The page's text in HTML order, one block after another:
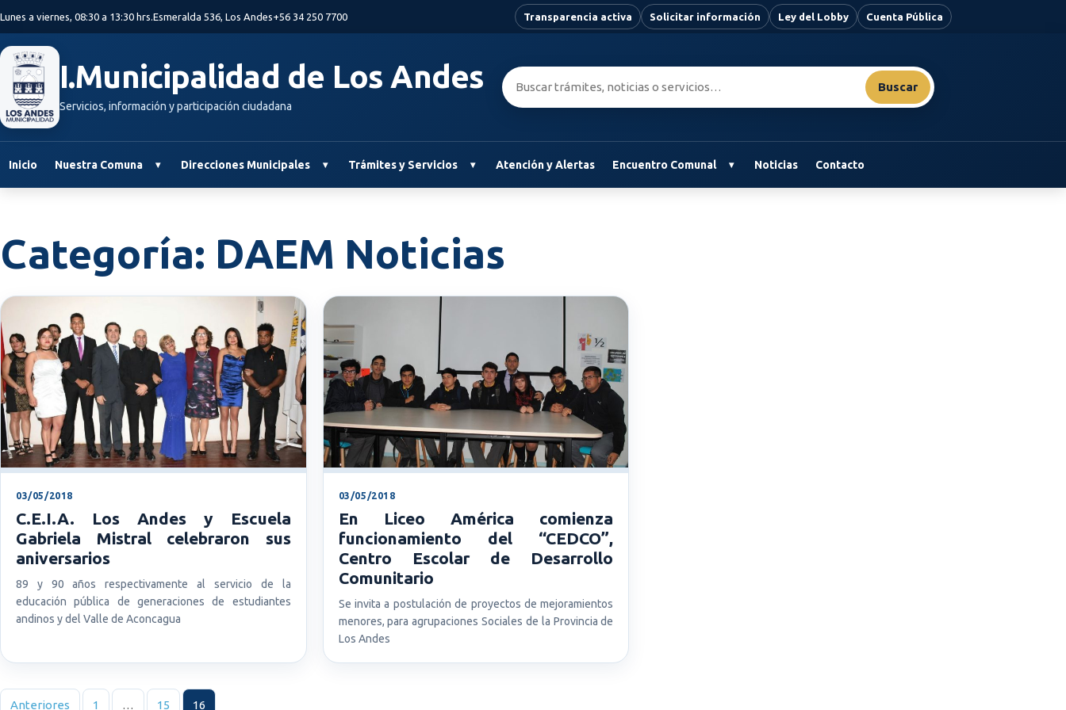
Lunes a viernes, 08:30 a 13:30 hrs.Esmeralda 536, Los Andes+56 34 250 7700 Transparencia activa Solicitar información Ley del Lobby Cuenta Pública
I.Municipalidad de Los Andes
Servicios, información y participación ciudadana
Buscar:
Buscar
Inicio Nuestra Comuna Direcciones Municipales Trámites y Servicios Atención y Alertas Encuentro Comunal Noticias Contacto
Categoría: DAEM Noticias
03/05/2018
C.E.I.A. Los Andes y Escuela
Gabriela Mistral celebraron sus
aniversarios
89 y 90 años respectivamente al servicio de la
educación pública de generaciones de estudiantes
andinos y del Valle de Aconcagua
03/05/2018
En Liceo América comienza
funcionamiento del “CEDCO”,
Centro Escolar de Desarrollo
Comunitario
Se invita a postulación de proyectos de mejoramientos
menores, para agrupaciones Sociales de la Provincia de
Los Andes
Paginación de entradas
Anteriores 1 … 15 16